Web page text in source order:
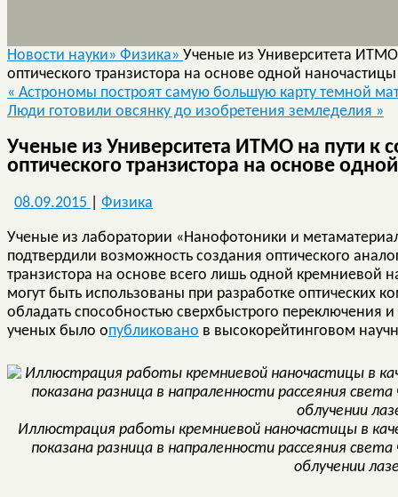
Новости науки» Физика» Ученые из Университета
оптического транзистора на основе одной наночастицы
« Астрономы построят самую большую карту темной
Люди готовили овсянку до изобретения земледелия »
Ученые из Университета ИТМО на пути к
оптического транзистора на основе
08.09.2015 Физика
Ученые из лаборатории «Нанофотоники и
подтвердили возможность создания оптического
транзистора на основе всего лишь одной кремниевой
могут быть использованы при разработке оптических
обладать способностью сверхбыстрого
ученых было опубликовано в высокорейтинговом
Иллюстрация работы кремниевой наночастицы в
показана разница в напраленности рассеяния
облучении